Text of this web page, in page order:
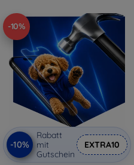
-10%
-10%
Rabatt
mit
Gutschein
EXTRA10